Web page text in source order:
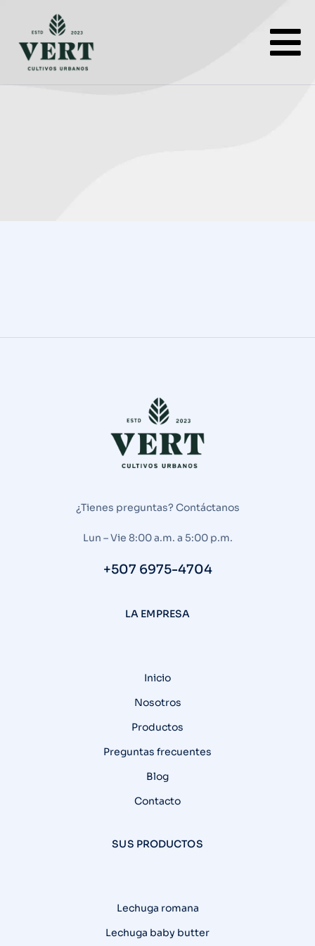
¿Tienes preguntas? Contáctanos
Lun – Vie 8:00 a.m. a 5:00 p.m.
+507 6975-4704
LA EMPRESA
Inicio
Nosotros
Productos
Preguntas frecuentes
Blog
Contacto
SUS PRODUCTOS
Lechuga romana
Lechuga baby butter